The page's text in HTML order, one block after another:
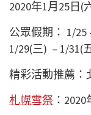
2020年1月25日(
公眾假期： 1/25
1/29(三) – 1/31(
精彩活動推薦：
札幌雪祭 ：